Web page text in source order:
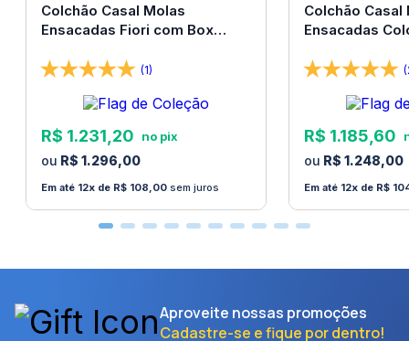
Colchão Casal Molas
Ensacadas Fiori com Box
(1)
R$ 1.231 20
R$ 1.296,00
12 R$ 108 00sem juros
Colchão Casal
Ensacadas
R$ 1.185 60
R$ 1.248,00
12 R$
Aproveite nossas promoções
Cadastre-se e fique por dentro!